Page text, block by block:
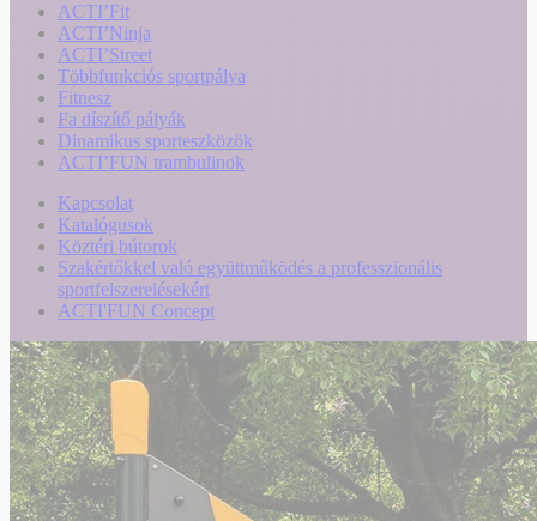
ACTI’Fit
ACTI’Ninja
ACTI’Street
Többfunkciós sportpálya
Fitnesz
Fa díszítő pályák
Dinamikus sporteszközök
ACTI’FUN trambulinok
Kapcsolat
Katalógusok
Köztéri bútorok
Szakértőkkel való együttműködés a professzionális
sportfelszerelésekért
ACTI'FUN Concept